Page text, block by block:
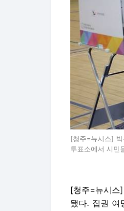
[청주=뉴시스]
투표소에서 시
[청주=뉴시
됐다. 집권 여